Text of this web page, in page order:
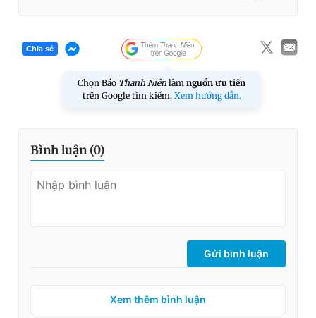
Chia sẻ
Chọn Báo Thanh Niên làm nguồn ưu tiên
trên Google tìm kiếm. Xem hướng dẫn.
Bình luận (0)
Gửi bình luận
Xem thêm bình luận